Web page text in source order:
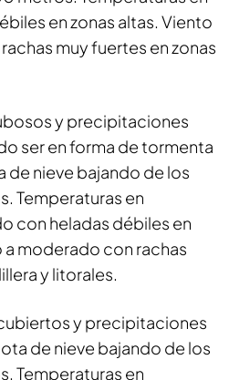
en zonas altas. Viento
muy fuertes en zonas
y precipitaciones
ser en forma de tormenta
de nieve bajando de los
Temperaturas en
con heladas débiles en
moderado con rachas
y litorales.
y precipitaciones
de nieve bajando de los
Temperaturas en